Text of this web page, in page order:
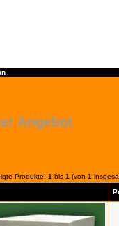
Angebot
Produkte: 1 bis 1 (von 1